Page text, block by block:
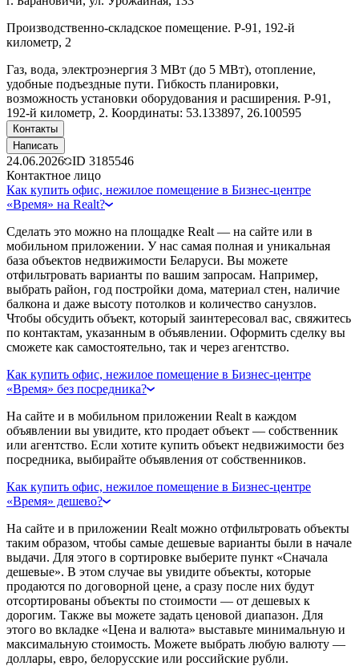
Производственно-складское помещение. Р-91, 192-й
километр, 2
Газ, вода, электроэнергия 3 МВт (до 5 МВт), отопление,
удобные подъездные пути. Гибкость планировки,
возможность установки оборудования и расширения. Р-91,
192-й километр, 2. Координаты: 53.133897, 26.100595
Контакты
Написать
24.06.2026 ID 3185546
Контактное лицо
Как купить офис, нежилое помещение в Бизнес-центре
«Время» на Realt?
Сделать это можно на площадке Realt — на сайте или в
мобильном приложении. У нас самая полная и уникальная
база объектов недвижимости Беларуси. Вы можете
отфильтровать варианты по вашим запросам. Например,
выбрать район, год постройки дома, материал стен, наличие
балкона и даже высоту потолков и количество санузлов.
Чтобы обсудить объект, который заинтересовал вас, свяжитесь
по контактам, указанным в объявлении. Оформить сделку вы
сможете как самостоятельно, так и через агентство.
Как купить офис, нежилое помещение в Бизнес-центре
«Время» без посредника?
На сайте и в мобильном приложении Realt в каждом
объявлении вы увидите, кто продает объект — собственник
или агентство. Если хотите купить объект недвижимости без
посредника, выбирайте объявления от собственников.
Как купить офис, нежилое помещение в Бизнес-центре
«Время» дешево?
На сайте и в приложении Realt можно отфильтровать объекты
таким образом, чтобы самые дешевые варианты были в начале
выдачи. Для этого в сортировке выберите пункт «Сначала
дешевые». В этом случае вы увидите объекты, которые
продаются по договорной цене, а сразу после них будут
отсортированы объекты по стоимости — от дешевых к
дорогим. Также вы можете задать ценовой диапазон. Для
этого во вкладке «Цена и валюта» выставьте минимальную и
максимальную стоимость. Можете выбрать любую валюту —
доллары, евро, белорусские или российские рубли.